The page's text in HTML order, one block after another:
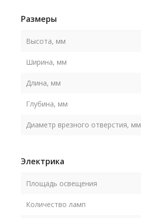
Размеры
Высота, мм
Ширина, мм
Длина, мм
Глубина, мм
Диаметр врезного отверстия, мм
Электрика
Площадь освещения
Количество ламп